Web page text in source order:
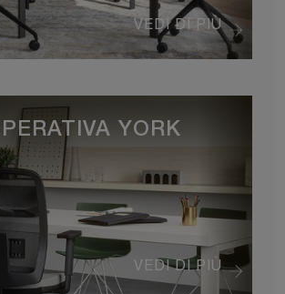
VEDI DI PIÙ
VEDI DI PIÙ
YORK